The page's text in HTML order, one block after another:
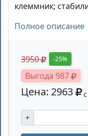
клеммник;
Полное описание
3950 -25%
Выгода 987
Цена: 2963
+